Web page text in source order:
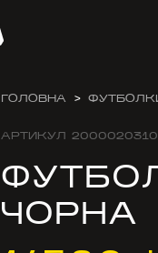
ГОЛОВНА >
АРТИКУЛ
ЧОРНА